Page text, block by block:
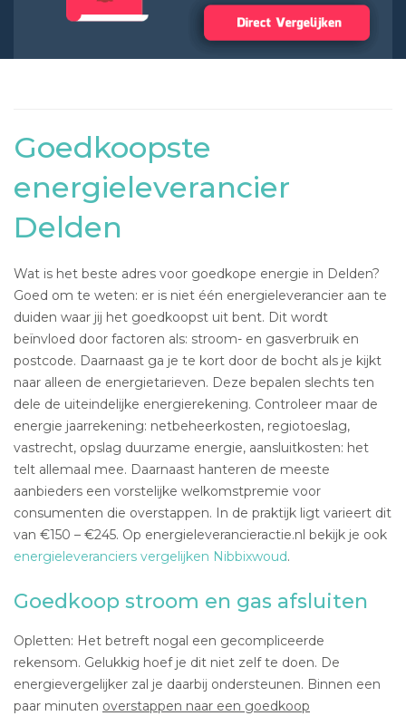
Goedkoopste
energieleverancier
Delden
Wat is het beste adres voor goedkope energie in Delden?
Goed om te weten: er is niet één energieleverancier aan te
duiden waar jij het goedkoopst uit bent. Dit wordt
beïnvloed door factoren als: stroom- en gasverbruik en
postcode. Daarnaast ga je te kort door de bocht als je kijkt
naar alleen de energietarieven. Deze bepalen slechts ten
dele de uiteindelijke energierekening. Controleer maar de
energie jaarrekening: netbeheerkosten, regiotoeslag,
vastrecht, opslag duurzame energie, aansluitkosten: het
telt allemaal mee. Daarnaast hanteren de meeste
aanbieders een vorstelijke welkomstpremie voor
consumenten die overstappen. In de praktijk ligt varieert dit
van €150 – €245. Op energieleverancieractie.nl bekijk je ook
energieleveranciers vergelijken Nibbixwoud.
Goedkoop stroom en gas afsluiten
Opletten: Het betreft nogal een gecompliceerde
rekensom. Gelukkig hoef je dit niet zelf te doen. De
energievergelijker zal je daarbij ondersteunen. Binnen een
paar minuten overstappen naar een goedkoop